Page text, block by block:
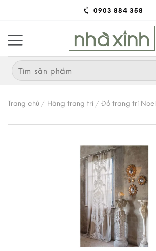
content
0903 884 358
Search
for:
Trang chủ / Hàng trang trí / Đồ trang trí Noel